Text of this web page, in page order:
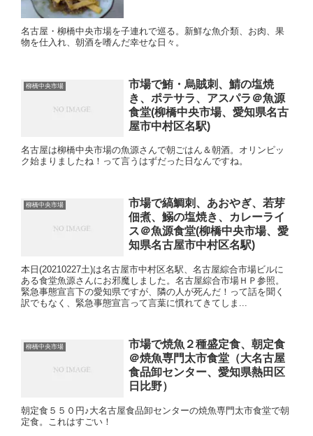
名古屋・柳橋中央市場を子連れで巡る。新鮮な魚介類、お肉、果
物を仕入れ、朝酒を嗜んだ幸せな日々。
柳橋中央市場
市場で鮪・烏賊刺、鯖の塩焼
き、ポテサラ、アスパラ＠魚源
食堂(柳橋中央市場、愛知県名古
屋市中村区名駅)
名古屋は柳橋中央市場の魚源さんで朝ごはん＆朝酒。オリンピッ
ク始まりましたね！って言うはずだった日なんですね。
柳橋中央市場
市場で縞鯛刺、あおやぎ、若芽
佃煮、鰯の塩焼き、カレーライ
ス＠魚源食堂(柳橋中央市場、愛
知県名古屋市中村区名駅)
本日(20210227土)は名古屋市中村区名駅、名古屋綜合市場ビルに
ある食堂魚源さんにお邪魔しました。名古屋綜合市場ＨＰ参照。
緊急事態宣言下の愛知県ですが、隣の人が死んだ！って話を聞く
訳でもなく、緊急事態宣言って言葉に慣れてきてしま...
柳橋中央市場
市場で焼魚２種盛定食、朝定食
＠焼魚専門太市食堂（大名古屋
食品卸センター、愛知県熱田区
日比野）
朝定食５５０円♪大名古屋食品卸センターの焼魚専門太市食堂で朝
定食。これはすごい！